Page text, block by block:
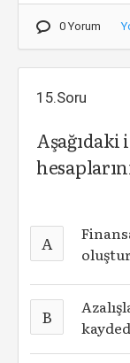
0 Yorum
15.Soru
A
B